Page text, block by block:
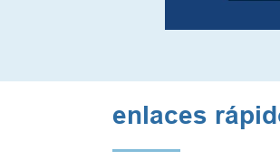
enlaces